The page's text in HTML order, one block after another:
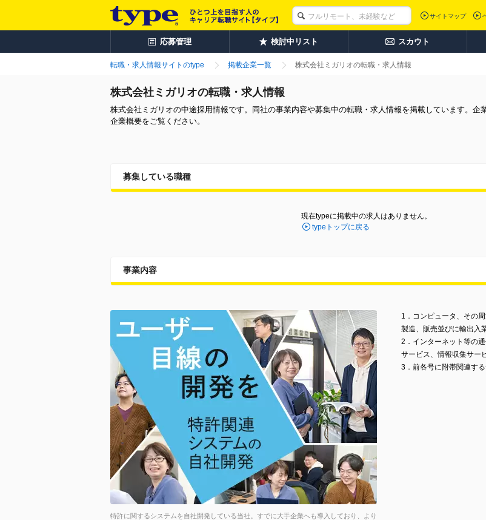
サイトマップ
応募管理 検討中リスト スカウト
転職・求人情報サイトのtype 掲載企業一覧 株式会社ミガリオの転職・求人情報
株式会社ミガリオの転職・求人情報
株式会社ミガリオの中途採用情報です。同社の事業内容や募集中の転職・求人情報を掲載しています。企
企業概要をご覧ください。
募集している職種
現在typeに掲載中の求人はありません。
typeトップに戻る
事業内容
特許に関するシステムを自社開発している当社。すでに大手企業へも導入しており、より
1．コンピュータ、その
製造、販売並びに輸出入
2．インターネット等の
サービス、情報収集サー
3．前各号に附帯関連す